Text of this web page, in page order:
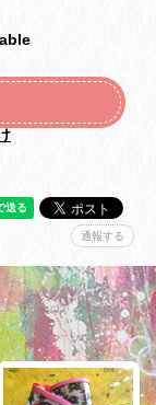
通報する